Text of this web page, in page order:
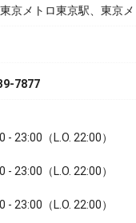
東京メトロ東京駅、東京
7877
23:00（L.O. 22:00）
23:00（L.O. 22:00）
23:00（L.O. 22:00）